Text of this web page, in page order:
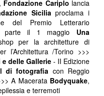
Fondazione Cariplo lancia
Siciliaproclama i
del Premio Letterario
parte il 1 maggio Una
per la architetture di
l’Architettura /Torino >>>
delle Gallerie - II Edizione
di fotografia con Reggio
A Macerata Bodyquake,
e terremoti